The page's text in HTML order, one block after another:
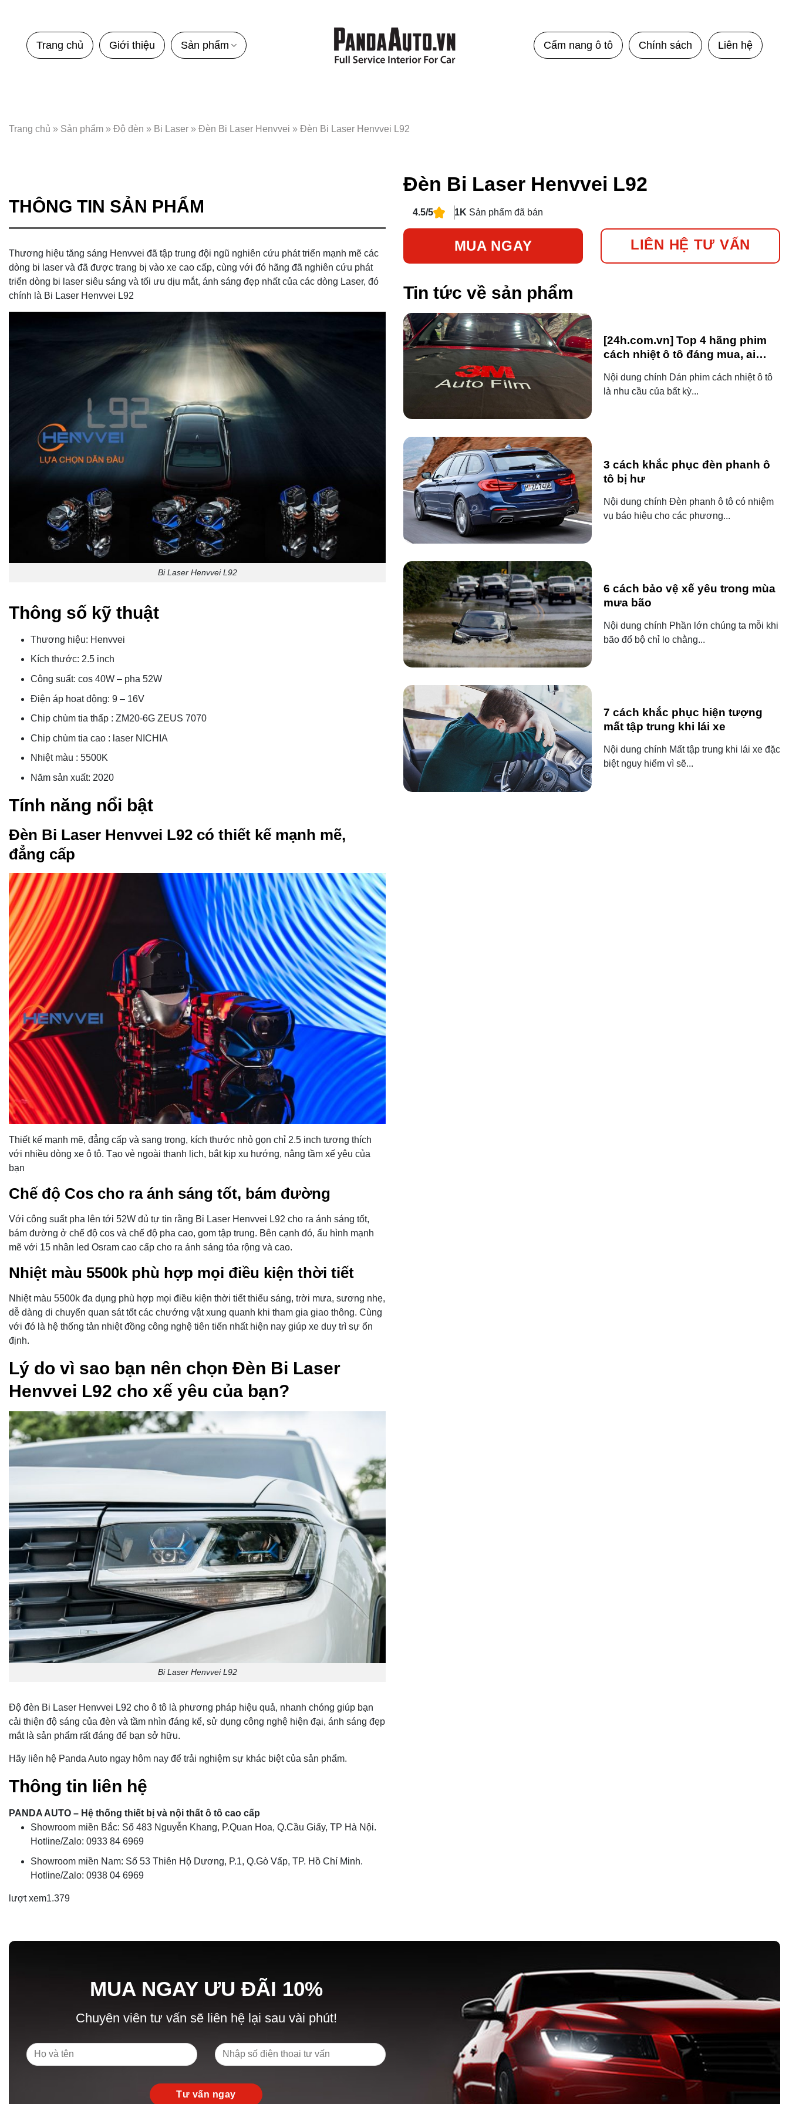
Trang chủ Giới thiệu Sản phẩm Cẩm nang ô tô Chính sách Liên hệ
Trang chủ » Sản phẩm » Độ đèn » Bi Laser » Đèn Bi Laser Henvvei » Đèn Bi Laser Henvvei L92
THÔNG TIN SẢN PHẨM
Thương hiệu tăng sáng Henvvei đã tập trung đội ngũ nghiên cứu phát triển mạnh mẽ các
dòng bi laser và đã được trang bị vào xe cao cấp, cùng với đó hãng đã nghiên cứu phát
triển dòng bi laser siêu sáng và tối ưu dịu mắt, ánh sáng đẹp nhất của các dòng Laser, đó
chính là Bi Laser Henvvei L92
Bi Laser Henvvei L92
Thông số kỹ thuật
Thương hiệu: Henvvei
Kích thước: 2.5 inch
Công suất: cos 40W – pha 52W
Điện áp hoạt động: 9 – 16V
Chip chùm tia thấp : ZM20-6G ZEUS 7070
Chip chùm tia cao : laser NICHIA
Nhiệt màu : 5500K
Năm sản xuất: 2020
Tính năng nổi bật
Đèn Bi Laser Henvvei L92 có thiết kế mạnh mẽ,
đẳng cấp
Thiết kế mạnh mẽ, đẳng cấp và sang trọng, kích thước nhỏ gọn chỉ 2.5 inch tương thích
với nhiều dòng xe ô tô. Tạo vẻ ngoài thanh lịch, bắt kịp xu hướng, nâng tầm xế yêu của
bạn
Chế độ Cos cho ra ánh sáng tốt, bám đường
Với công suất pha lên tới 52W đủ tự tin rằng Bi Laser Henvvei L92 cho ra ánh sáng tốt,
bám đường ở chế độ cos và chế độ pha cao, gom tập trung. Bên cạnh đó, ấu hình mạnh
mẽ với 15 nhân led Osram cao cấp cho ra ánh sáng tỏa rộng và cao.
Nhiệt màu 5500k phù hợp mọi điều kiện thời tiết
Nhiệt màu 5500k đa dụng phù hợp mọi điều kiện thời tiết thiếu sáng, trời mưa, sương nhẹ,
dễ dàng di chuyển quan sát tốt các chướng vật xung quanh khi tham gia giao thông. Cùng
với đó là hệ thống tản nhiệt đồng công nghệ tiên tiến nhất hiện nay giúp xe duy trì sự ổn
định.
Lý do vì sao bạn nên chọn Đèn Bi Laser
Henvvei L92 cho xế yêu của bạn?
Bi Laser Henvvei L92
Độ đèn Bi Laser Henvvei L92 cho ô tô là phương pháp hiệu quả, nhanh chóng giúp bạn
cải thiện độ sáng của đèn và tầm nhìn đáng kể, sử dụng công nghệ hiện đại, ánh sáng đẹp
mắt là sản phẩm rất đáng để bạn sở hữu.
Hãy liên hệ Panda Auto ngay hôm nay để trải nghiệm sự khác biệt của sản phẩm.
Thông tin liên hệ
PANDA AUTO – Hệ thống thiết bị và nội thất ô tô cao cấp
Showroom miền Bắc: Số 483 Nguyễn Khang, P.Quan Hoa, Q.Cầu Giấy, TP Hà Nội.
Hotline/Zalo: 0933 84 6969
Showroom miền Nam: Số 53 Thiên Hộ Dương, P.1, Q.Gò Vấp, TP. Hồ Chí Minh.
Hotline/Zalo: 0938 04 6969
lượt xem1.379
Đèn Bi Laser Henvvei L92
4.5/5 1K Sản phẩm đã bán
MUA NGAY LIÊN HỆ TƯ VẤN
Tin tức về sản phẩm
[24h.com.vn] Top 4 hãng phim
cách nhiệt ô tô đáng mua, ai
Nội dung chính Dán phim cách nhiệt ô tô
là nhu cầu của bất kỳ...
3 cách khắc phục đèn phanh ô
tô bị hư
Nội dung chính Đèn phanh ô tô có nhiệm
vụ báo hiệu cho các phương...
6 cách bảo vệ xế yêu trong mùa
mưa bão
Nội dung chính Phần lớn chúng ta mỗi khi
bão đổ bộ chỉ lo chằng...
7 cách khắc phục hiện tượng
mất tập trung khi lái xe
Nội dung chính Mất tập trung khi lái xe đặc
biệt nguy hiểm vì sẽ...
MUA NGAY ƯU ĐÃI 10%
Chuyên viên tư vấn sẽ liên hệ lại sau vài phút!